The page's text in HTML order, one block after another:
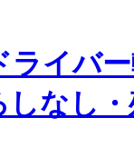
ライバ
しなし